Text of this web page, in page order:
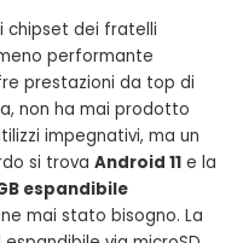
chipset dei fratelli
performante
prestazioni da top di
non ha mai prodotto
impegnativi, ma un
si trova Android 11 e la
espandibile
mai stato bisogno. La